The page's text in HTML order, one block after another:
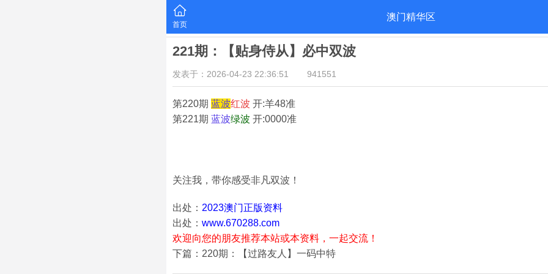
首页
澳门精华区
221期：【贴身侍从】必中双波
发表于：2026-04-23 22:36:51 941551
第220期 蓝波红波 开:羊48准
第221期 蓝波绿波 开:0000准
关注我，带你感受非凡双波！
出处： 2023澳门正版资料
出处： www.670288.com
欢迎向您的朋友推荐本站或本资料，一起交流！
下篇：220期：【过路友人】一码中特